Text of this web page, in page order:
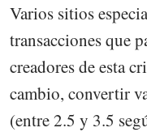
Varios sitios
transacciones que
creadores de esta
cambio, convertir
(entre 2.5 y 3.5